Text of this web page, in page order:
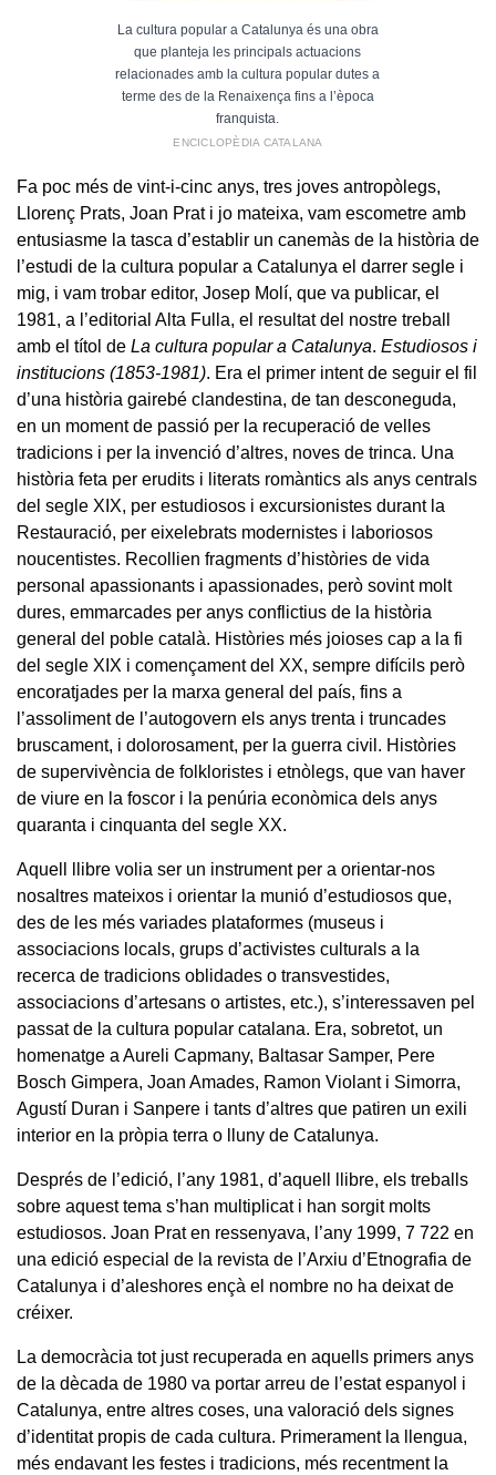
La cultura popular a Catalunya és una obra
que planteja les principals actuacions
relacionades amb la cultura popular dutes a
terme des de la Renaixença fins a l’època
franquista.
ENCICLOPÈDIA CATALANA
Fa poc més de vint-i-cinc anys, tres joves antropòlegs,
Llorenç Prats, Joan Prat i jo mateixa, vam escometre amb
entusiasme la tasca d’establir un canemàs de la història de
l’estudi de la cultura popular a Catalunya el darrer segle i
mig, i vam trobar editor, Josep Molí, que va publicar, el
1981, a l’editorial Alta Fulla, el resultat del nostre treball
amb el títol de La cultura popular a Catalunya. Estudiosos i
institucions (1853-1981). Era el primer intent de seguir el fil
d’una història gairebé clandestina, de tan desconeguda,
en un moment de passió per la recuperació de velles
tradicions i per la invenció d’altres, noves de trinca. Una
història feta per erudits i literats romàntics als anys centrals
del segle XIX, per estudiosos i excursionistes durant la
Restauració, per eixelebrats modernistes i laboriosos
noucentistes. Recollien fragments d’històries de vida
personal apassionants i apassionades, però sovint molt
dures, emmarcades per anys conflictius de la història
general del poble català. Històries més joioses cap a la fi
del segle XIX i començament del XX, sempre difícils però
encoratjades per la marxa general del país, fins a
l’assoliment de l’autogovern els anys trenta i truncades
bruscament, i dolorosament, per la guerra civil. Històries
de supervivència de folkloristes i etnòlegs, que van haver
de viure en la foscor i la penúria econòmica dels anys
quaranta i cinquanta del segle XX.
Aquell llibre volia ser un instrument per a orientar-nos
nosaltres mateixos i orientar la munió d’estudiosos que,
des de les més variades plataformes (museus i
associacions locals, grups d’activistes culturals a la
recerca de tradicions oblidades o transvestides,
associacions d’artesans o artistes, etc.), s’interessaven pel
passat de la cultura popular catalana. Era, sobretot, un
homenatge a Aureli Capmany, Baltasar Samper, Pere
Bosch Gimpera, Joan Amades, Ramon Violant i Simorra,
Agustí Duran i Sanpere i tants d’altres que patiren un exili
interior en la pròpia terra o lluny de Catalunya.
Després de l’edició, l’any 1981, d’aquell llibre, els treballs
sobre aquest tema s’han multiplicat i han sorgit molts
estudiosos. Joan Prat en ressenyava, l’any 1999, 7 722 en
una edició especial de la revista de l’Arxiu d’Etnografia de
Catalunya i d’aleshores ençà el nombre no ha deixat de
créixer.
La democràcia tot just recuperada en aquells primers anys
de la dècada de 1980 va portar arreu de l’estat espanyol i
Catalunya, entre altres coses, una valoració dels signes
d’identitat propis de cada cultura. Primerament la llengua,
més endavant les festes i tradicions, més recentment la